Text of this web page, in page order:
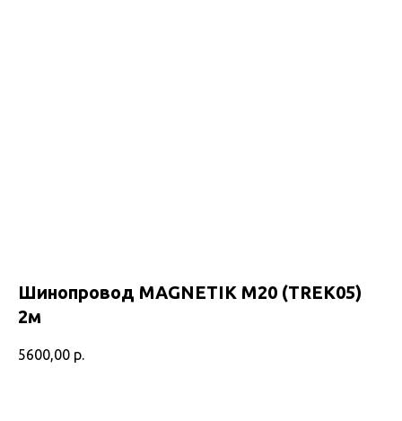
Шинопровод MAGNETIK M20 (TREK05)
2м
5600,00 р.